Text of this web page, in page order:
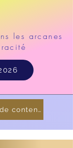
les arcanes
Explorer plus de contenu